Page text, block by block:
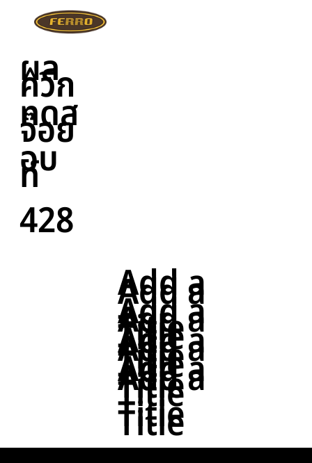
ผล
ทดส
อบ
ควิก
จ๊อย
ท์
428
Add a
Title
Add a
Title
Add a
Title
Add a
Title
Add a
Title
Add a
Title
Add a
Title
Add a
Title